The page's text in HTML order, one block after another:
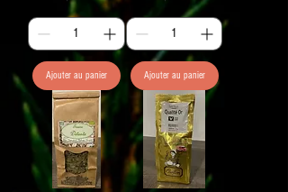
Ajouter au panier Ajouter au panier